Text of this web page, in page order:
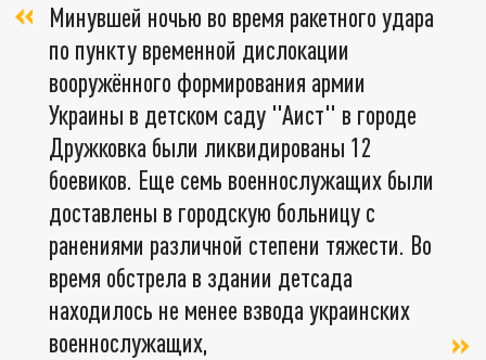
Минувшей ночью во время ракетного удара
по пункту временной дислокации
вооружённого формирования армии
Украины в детском саду "Аист" в городе
Дружковка были ликвидированы 12
боевиков. Еще семь военнослужащих были
доставлены в городскую больницу с
ранениями различной степени тяжести. Во
время обстрела в здании детсада
находилось не менее взвода украинских
военнослужащих,